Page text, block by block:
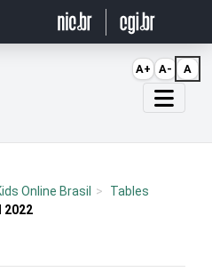
Online Brasil
Tables
2022
A+ A- A